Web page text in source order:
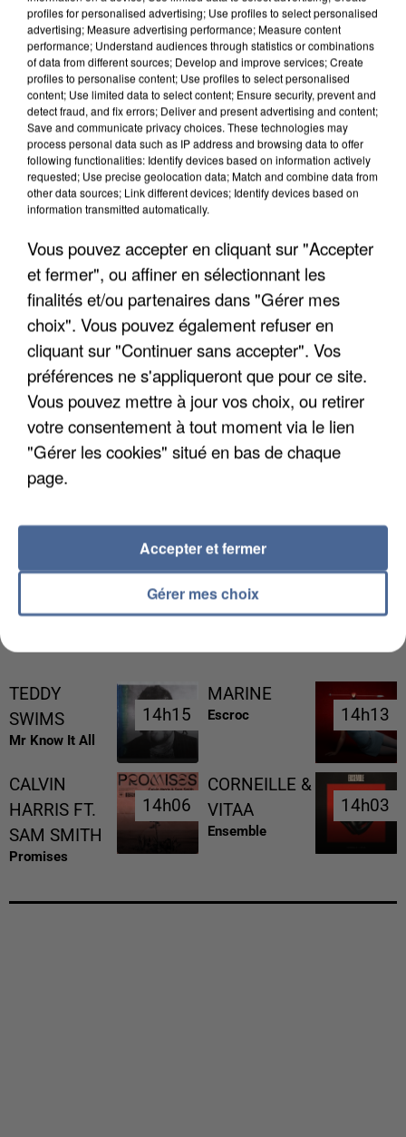
APRÈS TOUTES CES CANICULES, LES REFUGES
DE FAUNE SAUVAGE SONT...
L’UN DES FONDATEURS SUPPOSÉS DE LA DZ
MAFIA INTERPELLÉ EN ALGÉRIE
TEDDY
SWIMS
Mr Know It All
14h15
14h15
MARINE
Escroc 14h13
14h13
CALVIN
HARRIS FT.
SAM SMITH
Promises
14h06
14h06
CORNEILLE &
VITAA
Ensemble
14h03
14h03
profiles for personalised advertising; Use profiles to select personalised
advertising; Measure advertising performance; Measure content
performance; Understand audiences through statistics or combinations
of data from different sources; Develop and improve services; Create
profiles to personalise content; Use profiles to select personalised
content; Use limited data to select content; Ensure security, prevent and
detect fraud, and fix errors; Deliver and present advertising and content;
Save and communicate privacy choices. These technologies may
process personal data such as IP address and browsing data to offer
following functionalities: Identify devices based on information actively
requested; Use precise geolocation data; Match and combine data from
other data sources; Link different devices; Identify devices based on
information transmitted automatically.
Vous pouvez accepter en cliquant sur "Accepter
et fermer", ou affiner en sélectionnant les
finalités et/ou partenaires dans "Gérer mes
choix". Vous pouvez également refuser en
cliquant sur "Continuer sans accepter". Vos
préférences ne s'appliqueront que pour ce site.
Vous pouvez mettre à jour vos choix, ou retirer
votre consentement à tout moment via le lien
"Gérer les cookies" situé en bas de chaque
page.
Gérer mes choix
Accepter et fermer